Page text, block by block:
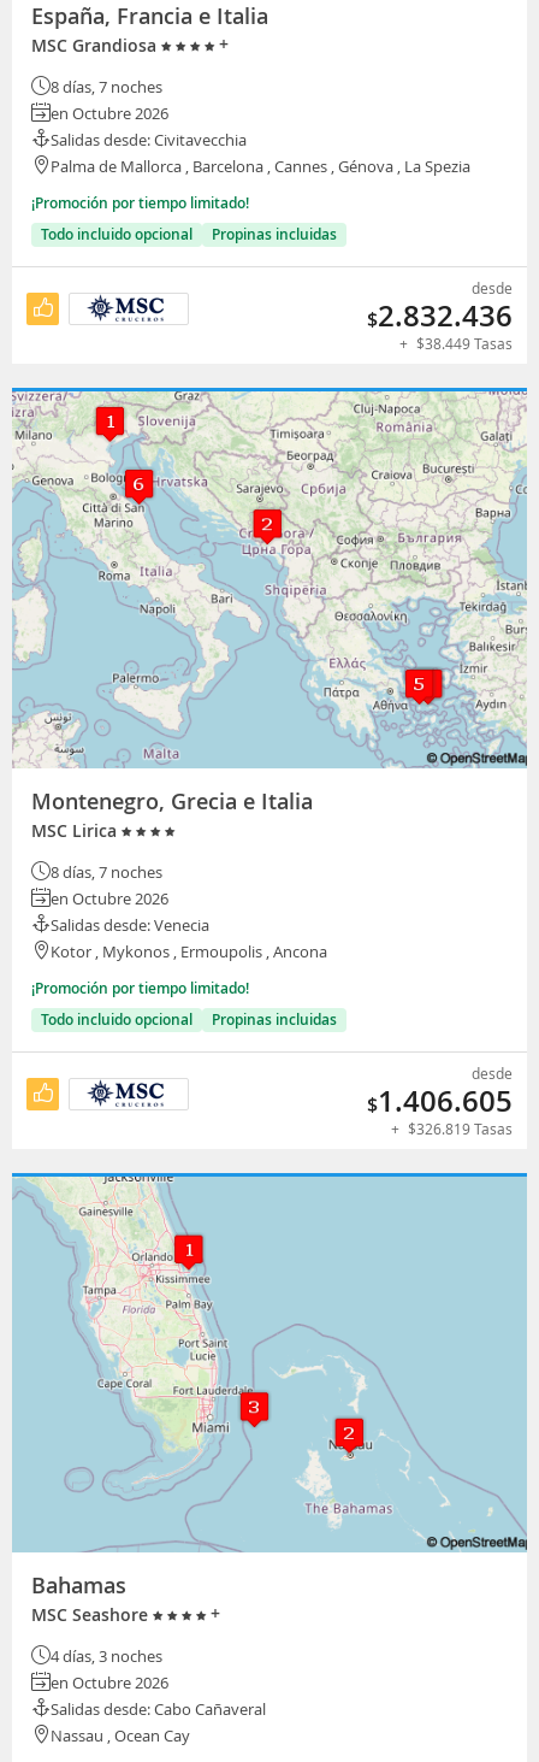
España, Francia e Italia
MSC Grandiosa +
8 días, 7 noches
en Octubre 2026
Salidas desde: Civitavecchia
Palma de Mallorca , Barcelona , Cannes , Génova , La Spezia
¡Promoción por tiempo limitado!
Todo incluido opcional
Propinas incluidas
desde
$2.832.436
+ $38.449Tasas
Montenegro, Grecia e Italia
MSC Lirica
8 días, 7 noches
en Octubre 2026
Salidas desde: Venecia
Kotor , Mykonos , Ermoupolis , Ancona
¡Promoción por tiempo limitado!
Todo incluido opcional
Propinas incluidas
desde
$1.406.605
+ $326.819Tasas
Bahamas
MSC Seashore +
4 días, 3 noches
en Octubre 2026
Salidas desde: Cabo Cañaveral
Nassau , Ocean Cay